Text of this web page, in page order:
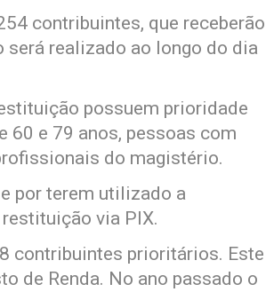
contribuintes, que receberão
será realizado ao longo do dia
possuem prioridade
60 e 79 anos, pessoas com
do magistério.
por terem utilizado a
via PIX.
contribuintes prioritários. Este
de Renda. No ano passado o